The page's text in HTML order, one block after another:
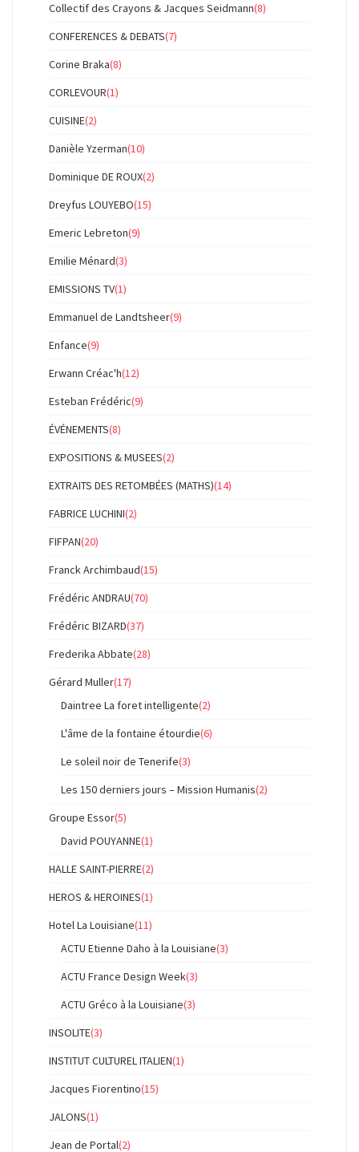
Collectif des Crayons & Jacques Seidmann(8)
CONFERENCES & DEBATS(7)
Corine Braka(8)
CORLEVOUR(1)
CUISINE(2)
Danièle Yzerman(10)
Dominique DE ROUX(2)
Dreyfus LOUYEBO(15)
Emeric Lebreton(9)
Emilie Ménard(3)
EMISSIONS TV(1)
Emmanuel de Landtsheer(9)
Enfance(9)
Erwann Créac'h(12)
Esteban Frédéric(9)
ÉVÉNEMENTS(8)
EXPOSITIONS & MUSEES(2)
EXTRAITS DES RETOMBÉES (MATHS)(14)
FABRICE LUCHINI(2)
FIFPAN(20)
Franck Archimbaud(15)
Frédéric ANDRAU(70)
Frédéric BIZARD(37)
Frederika Abbate(28)
Gérard Muller(17)
Daintree La foret intelligente(2)
L'âme de la fontaine étourdie(6)
Le soleil noir de Tenerife(3)
Les 150 derniers jours – Mission Humanis(2)
Groupe Essor(5)
David POUYANNE(1)
HALLE SAINT-PIERRE(2)
HEROS & HEROINES(1)
Hotel La Louisiane(11)
ACTU Etienne Daho à la Louisiane(3)
ACTU France Design Week(3)
ACTU Gréco à la Louisiane(3)
INSOLITE(3)
INSTITUT CULTUREL ITALIEN(1)
Jacques Fiorentino(15)
JALONS(1)
Jean de Portal(2)